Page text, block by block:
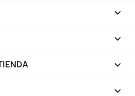


keyboard_arrow_down
